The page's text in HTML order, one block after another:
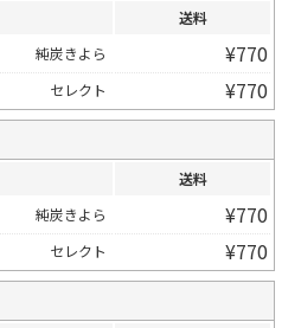
送料
純炭きよら
¥770
セレクト ¥770
送料
純炭きよら
¥770
セレクト ¥770